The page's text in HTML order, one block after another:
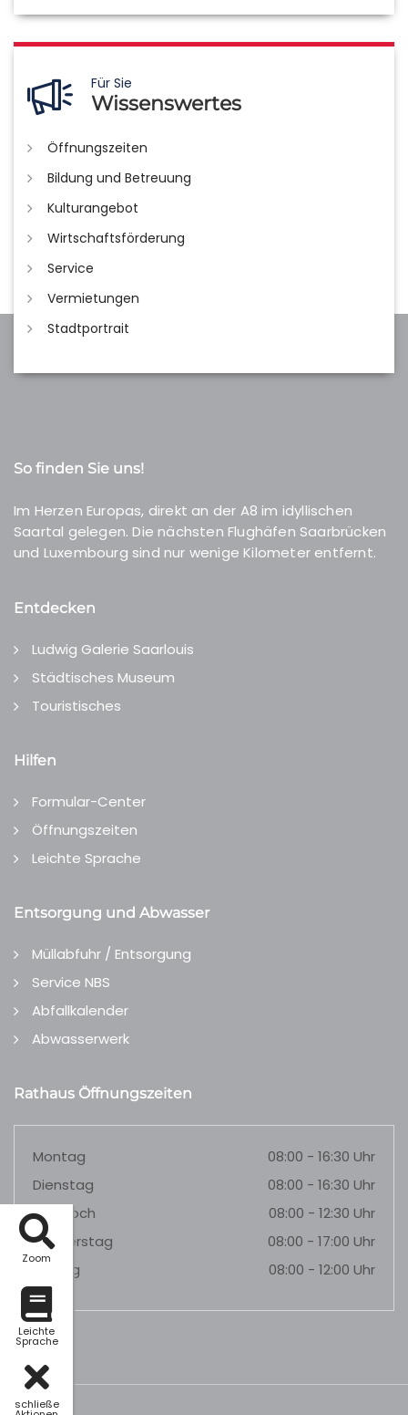
Zoom
Leichte
Sprache
schließe
Für Sie
Wissenswertes
Öffnungszeiten
Bildung und Betreuung
Kulturangebot
Wirtschaftsförderung
Service
Vermietungen
Stadtportrait
So finden Sie uns!
Im Herzen Europas, direkt an der A8 im idyllischen
Saartal gelegen. Die nächsten Flughäfen Saarbrücken
und Luxembourg sind nur wenige Kilometer entfernt.
Entdecken
Ludwig Galerie Saarlouis
Städtisches Museum
Touristisches
Hilfen
Formular-Center
Öffnungszeiten
Leichte Sprache
Entsorgung und Abwasser
Müllabfuhr / Entsorgung
Service NBS
Abfallkalender
Abwasserwerk
Rathaus Öffnungszeiten
Montag
08:00 - 16:30 Uhr
Dienstag
08:00 - 16:30 Uhr
Mittwoch
08:00 - 12:30 Uhr
Donnerstag
08:00 - 17:00 Uhr
Freitag
08:00 - 12:00 Uhr